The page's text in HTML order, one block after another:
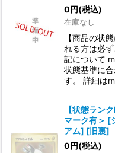
0円(税込)
在庫なし
【商品の状
れる方は必
記について
状態基準に
す。 詳細は
【状態ラン
マーク有＞ [
アム] [旧裏]
0円(税込)